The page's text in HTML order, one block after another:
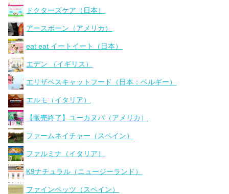
ドクターズケア（日本）
アースボーン（アメリカ）
eat eat イートイート（日本）
エデン （イギリス）
エリザベスキャットフード（日本：ベルギー）
エルモ（イタリア）
【販売終了】ユーカヌバ（アメリカ）
ファームネイチャー（スペイン）
ファルミナ（イタリア）
K9ナチュラル（ニュージーランド）
ファインペッツ（スペイン）